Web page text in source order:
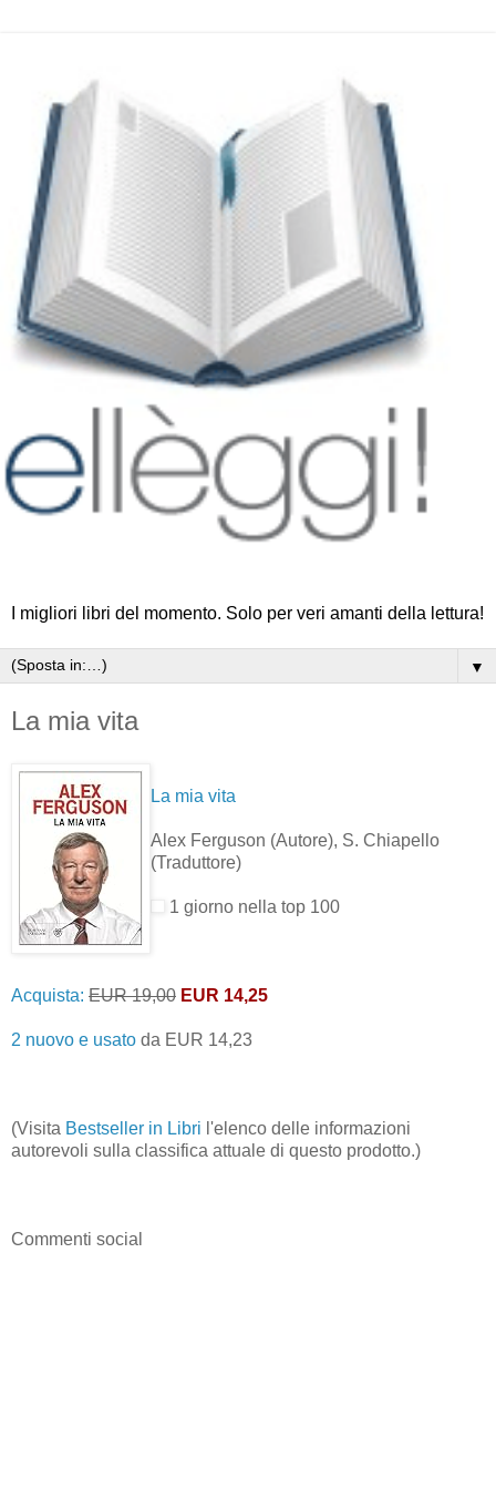
I migliori libri del momento. Solo per veri amanti della lettura!
▼
La mia vita
La mia vita
Alex Ferguson (Autore), S. Chiapello
(Traduttore)
1 giorno nella top 100
Acquista: EUR 19,00 EUR 14,25
2 nuovo e usato da EUR 14,23
(Visita Bestseller in Libri l'elenco delle informazioni
autorevoli sulla classifica attuale di questo prodotto.)
Commenti social